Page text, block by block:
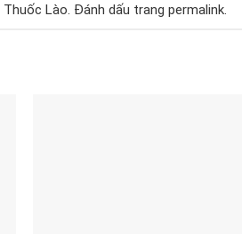
Thuốc Lào. Đánh dấu trang permalink.